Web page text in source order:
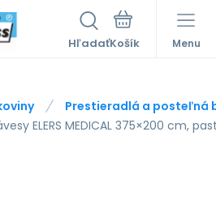
Hľadať Menu
Prestieradlá a posteľná
ELERS MEDICAL 375×200 cm,